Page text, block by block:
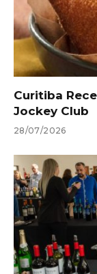
Curitiba
Jockey Club
28/07/2026